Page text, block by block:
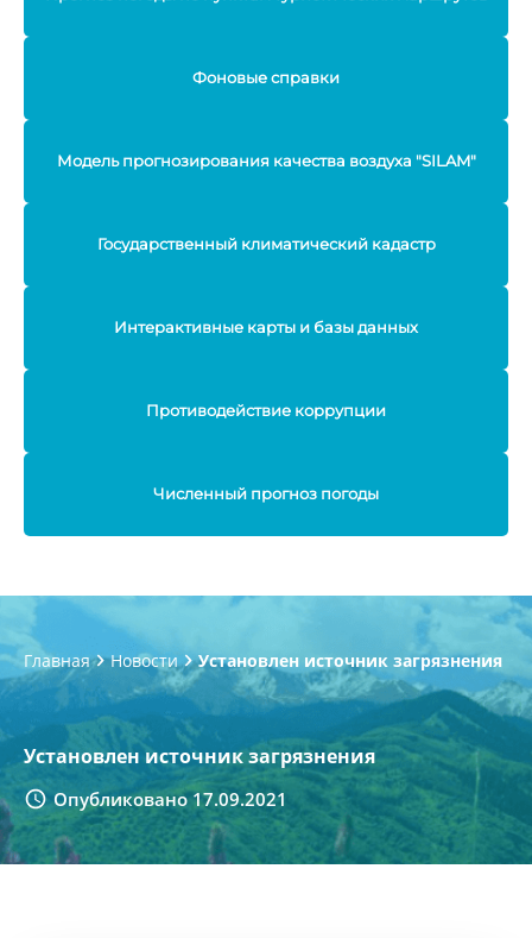
Фоновые справки
Модель прогнозирования качества воздуха "SILAM"
Государственный климатический кадастр
Интерактивные карты и базы данных
Противодействие коррупции
Численный прогноз погоды
Главная Новости Установлен источник загрязнения
Установлен источник загрязнения
Опубликовано 17.09.2021